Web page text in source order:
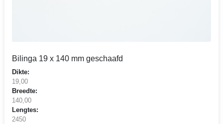
Bilinga 19 x 140 mm geschaafd
Dikte:
19,00
Breedte:
140,00
Lengtes:
2450